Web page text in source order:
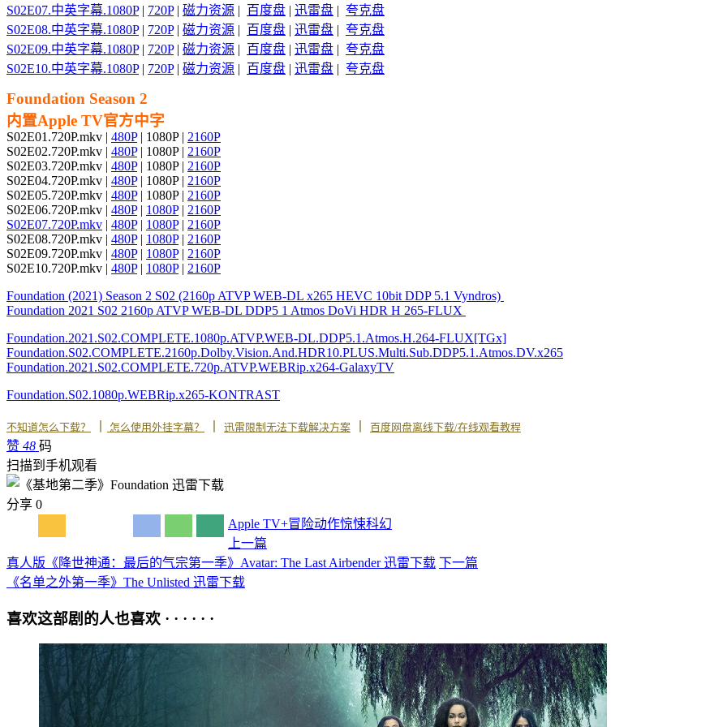
S02E07.中英字幕.1080P| 720P| 磁力资源 | 百度盘 | 迅雷盘 | 夸克盘
S02E08.中英字幕.1080P| 720P| 磁力资源 | 百度盘 | 迅雷盘 | 夸克盘
S02E09.中英字幕.1080P| 720P| 磁力资源 | 百度盘 | 迅雷盘 | 夸克盘
S02E10.中英字幕.1080P| 720P| 磁力资源 | 百度盘 | 迅雷盘 | 夸克盘
Foundation Season 2
内置Apple TV官方中字
S02E01.720P.mkv | 480P| 1080P | 2160P
S02E02.720P.mkv | 480P| 1080P | 2160P
S02E03.720P.mkv | 480P| 1080P | 2160P
S02E04.720P.mkv | 480P| 1080P | 2160P
S02E05.720P.mkv | 480P| 1080P | 2160P
S02E06.720P.mkv | 480P| 1080P| 2160P
S02E07.720P.mkv | 480P| 1080P| 2160P
S02E08.720P.mkv | 480P| 1080P| 2160P
S02E09.720P.mkv | 480P| 1080P| 2160P
S02E10.720P.mkv | 480P| 1080P| 2160P
Foundation (2021) Season 2 S02 (2160p ATVP WEB-DL x265 HEVC 10bit DDP 5.1 Vyndros)
Foundation 2021 S02 2160p ATVP WEB-DL DDP5 1 Atmos DoVi HDR H 265-FLUX
Foundation.2021.S02.COMPLETE.1080p.ATVP.WEB-DL.DDP5.1.Atmos.H.264-FLUX[TGx]
Foundation.S02.COMPLETE.2160p.Dolby.Vision.And.HDR10.PLUS.Multi.Sub.DDP5.1.Atmos.DV.x265
Foundation.2021.S02.COMPLETE.720p.ATVP.WEBRip.x264-GalaxyTV
Foundation.S02.1080p.WEBRip.x265-KONTRAST
不知道怎么下载？ 怎么使用外挂字幕？ 迅雷限制无法下载解决方案 百度网盘离线下载/在线观看教程
赞 48 码
扫描到手机观看
分享 0
Apple TV+冒险动作惊悚科幻
上一篇
真人版《降世神通：最后的气宗第一季》Avatar: The Last Airbender 迅雷下载 下一篇
《名单之外第一季》The Unlisted 迅雷下载
喜欢这部剧的人也喜欢 · · · · · ·